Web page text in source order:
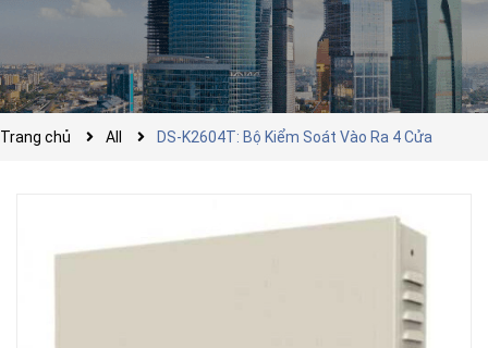
Trang chủ All DS-K2604T: Bộ Kiểm Soát Vào Ra 4 Cửa